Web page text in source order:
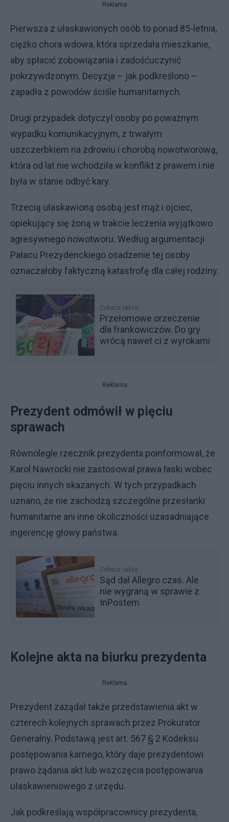
Reklama
Pierwsza z ułaskawionych osób to ponad 85-letnia,
ciężko chora wdowa, która sprzedała mieszkanie,
aby spłacić zobowiązania i zadośćuczynić
pokrzywdzonym. Decyzja – jak podkreślono –
zapadła z powodów ściśle humanitarnych.
Drugi przypadek dotyczył osoby po poważnym
wypadku komunikacyjnym, z trwałym
uszczerbkiem na zdrowiu i chorobą nowotworową,
która od lat nie wchodziła w konflikt z prawem i nie
była w stanie odbyć kary.
Trzecią ułaskawioną osobą jest mąż i ojciec,
opiekujący się żoną w trakcie leczenia wyjątkowo
agresywnego nowotworu. Według argumentacji
Pałacu Prezydenckiego osadzenie tej osoby
oznaczałoby faktyczną katastrofę dla całej rodziny.
Zobacz także
Przełomowe orzeczenie
dla frankowiczów. Do gry
wrócą nawet ci z wyrokami
Reklama
Prezydent odmówił w pięciu
sprawach
Równolegle rzecznik prezydenta poinformował, że
Karol Nawrocki nie zastosował prawa łaski wobec
pięciu innych skazanych. W tych przypadkach
uznano, że nie zachodzą szczególne przesłanki
humanitarne ani inne okoliczności uzasadniające
ingerencję głowy państwa.
Zobacz także
Sąd dał Allegro czas. Ale
nie wygraną w sprawie z
InPostem
Kolejne akta na biurku prezydenta
Reklama
Prezydent zażądał także przedstawienia akt w
czterech kolejnych sprawach przez Prokurator
Generalny. Podstawą jest art. 567 § 2 Kodeksu
postępowania karnego, który daje prezydentowi
prawo żądania akt lub wszczęcia postępowania
ułaskawieniowego z urzędu.
Jak podkreślają współpracownicy prezydenta,